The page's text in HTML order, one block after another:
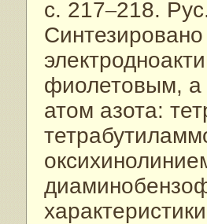
с. 217–218.
фиолетовым, а
атом азота: